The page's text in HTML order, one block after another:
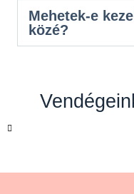
Mehetek-e
közé?